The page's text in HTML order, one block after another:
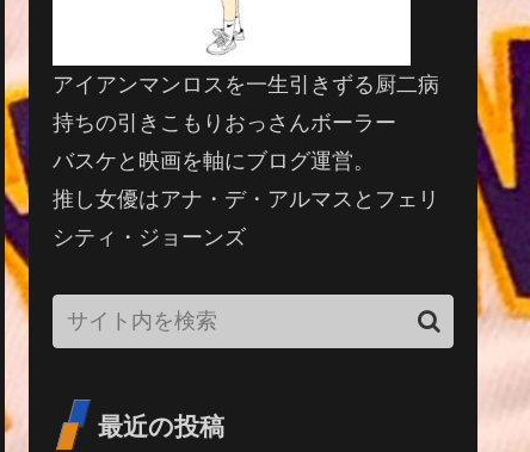
アイアンマンロスを一生引きずる厨二病
持ちの引きこもりおっさんボーラー
バスケと映画を軸にブログ運営。
推し女優はアナ・デ・アルマスとフェリ
シティ・ジョーンズ
最近の投稿